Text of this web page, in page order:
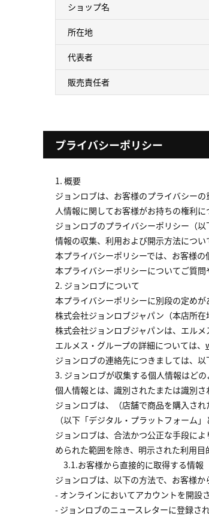
ショップ名
所在地
代表者
販売責任者
プライバシーポリシー
1. 概要
ジョンロブは、お客様のプライバシー
人情報に関してお客様がお持ちの権利
ジョンロブのプライバシーポリシー（
情報の収集、利用および開示方法につい
本プライバシーポリシーでは、お客様
本プライバシーポリシーについてご質
2. ジョンロブについて
本プライバシーポリシーに別段の定め
株式会社ジョンロブジャパン（本店所
株式会社ジョンロブジャパンは、エルメ
エルメス・グループの詳細については、
ジョンロブの連絡先につきましては、
3. ジョンロブが収集する個人情報はど
個人情報とは、識別されたまたは識別
ジョンロブは、（店舗で商品を購入さ
（以下「デジタル・プラットフォーム
ジョンロブは、合法かつ公正な手段に
められた範囲を除き、明示された利用目
3.1.お客様から直接的に取得する情報
ジョンロブは、以下の方法で、お客様か
- オンラインにおいてアカウントを開設
- ジョンロブのニュースレターに登録さ